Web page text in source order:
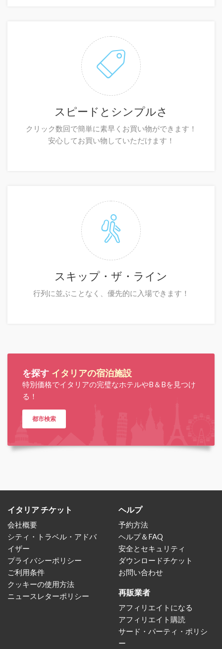
スピードとシンプルさ
クリック数回で簡単に素早くお買い物ができます！
安心してお買い物していただけます！
スキップ・ザ・ライン
行列に並ぶことなく、優先的に入場できます！
を探す イタリアの宿泊施設
特別価格でイタリアの完璧なホテルやB＆Bを見つけ
る！
都市検索
イタリア チケット
会社概要
シティ・トラベル・アドバ
イザー
プライバシーポリシー
ご利用条件
クッキーの使用方法
ニュースレターポリシー
ヘルプ
予約方法
ヘルプ＆FAQ
安全とセキュリティ
ダウンロードチケット
お問い合わせ
再販業者
アフィリエイトになる
アフィリエイト購読
サード・パーティ・ポリシ
ー